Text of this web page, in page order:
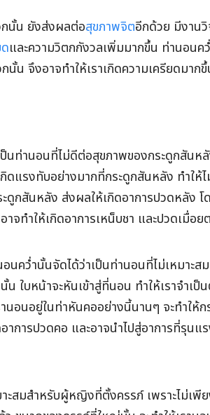
กนั้น ยังส่งผลต่อสุขภาพจิตอีกด้วย มีงาน
และความวิตกกังวลเพิ่มมากขึ้น ท่านอนค
กนั้น จึงอาจทำให้เราเกิดความเครียดมา
นท่านอนที่ไม่ดีต่อสุขภาพของกระดูกสันห
ดแรงทับอย่างมากที่กระดูกสันหลัง ทำให้
ดูกสันหลัง ส่งผลให้เกิดอาการปวดหลัง โ
จทำให้เกิดอาการเหน็บชา และปวดเมื่อ
นคว่ำนั้นจัดได้ว่าเป็นท่านอนที่ไม่เหมาะ
น ใบหน้าจะหันเข้าสู่ที่นอน ทำให้เราจำเ
านอนอยู่ในท่าหันคออย่างนี้นานๆ จะทำให้
าการปวดคอ และอาจนำไปสู่อาการที่รุนแ
ะสมสำหรับผู้หญิงที่ตั้งครรภ์ เพราะไม่เพี